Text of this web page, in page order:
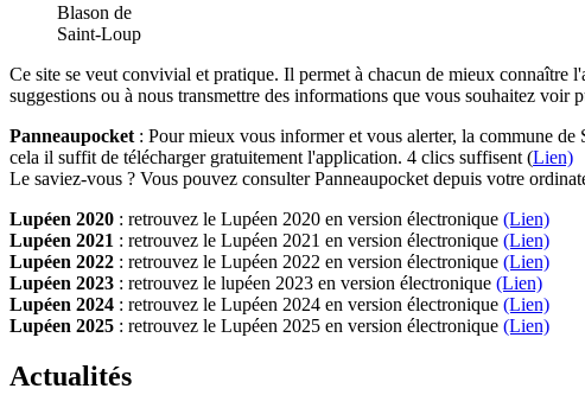
Blason de
Saint-Loup
Ce site se veut convivial et pratique. Il permet à chacun de mieux connaître
suggestions ou à nous transmettre des informations que vous souhaitez voir
Panneaupocket : Pour mieux vous informer et vous alerter, la commune
cela il suffit de télécharger gratuitement l'application. 4 clics suffisent (Lien)
Le saviez-vous ? Vous pouvez consulter Panneaupocket depuis votre
Lupéen 2020 : retrouvez le Lupéen 2020 en version électronique (Lien)
Lupéen 2021 : retrouvez le Lupéen 2021 en version électronique (Lien)
Lupéen 2022 : retrouvez le Lupéen 2022 en version électronique (Lien)
Lupéen 2023 : retrouvez le lupéen 2023 en version électronique (Lien)
Lupéen 2024 : retrouvez le Lupéen 2024 en version électronique (Lien)
Lupéen 2025 : retrouvez le Lupéen 2025 en version électronique (Lien)
Actualités